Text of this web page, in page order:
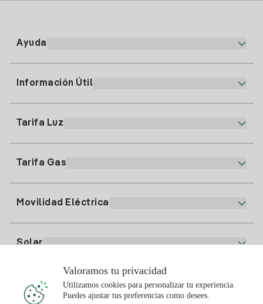
Ayuda
91 919 52 73
clientes@tuiberdrola.es
Información Útil
Alta Gas
Tarifa Luz
Precio de la luz hoy
Tarifa Gas
Movilidad Eléctrica
Solar
Plan Solar
Te interesa
Valoramos tu privacidad
Utilizamos cookies para personalizar tu experiencia.
Puedes ajustar tus preferencias como desees.